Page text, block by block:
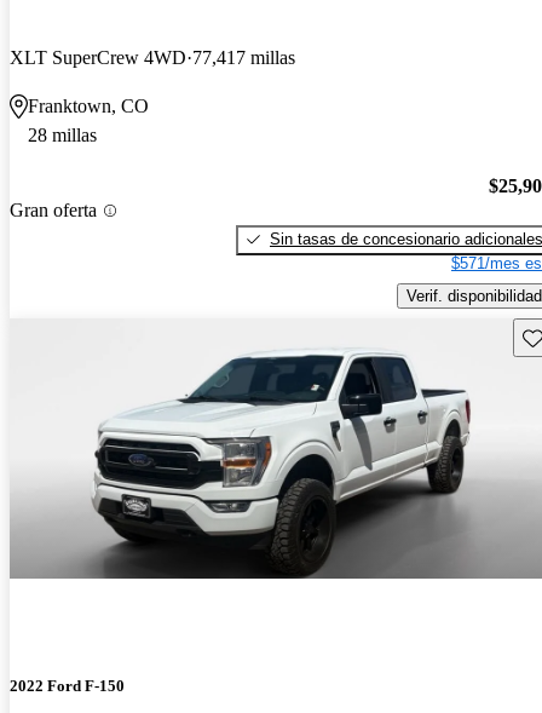
XLT SuperCrew 4WD 77,417 millas
Franktown, CO
28 millas
Gran oferta
Sin tasas de concesionario adicionales
$571/mes
Verif. disponibilidad
2022 Ford F-150